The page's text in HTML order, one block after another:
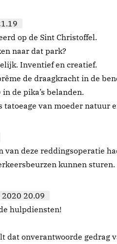
op de Sint Christoffel.
naar dat park?
Inventief en creatief.
de draagkracht in de
de pika’s belanden.
tatoeage van moeder natuur
van deze reddingsoperatie
kunnen sturen.
2020 20.09
hulpdiensten!
dat onverantwoorde gedrag